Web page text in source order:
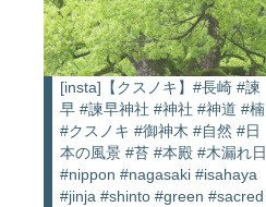
[insta]【クスノキ】#長崎 #諫
早 #諫早神社 #神社 #神道 #楠
#クスノキ #御神木 #自然 #日
本の風景 #苔 #本殿 #木漏れ日
#nippon #nagasaki #isahaya
#jinja #shinto #green #sacred